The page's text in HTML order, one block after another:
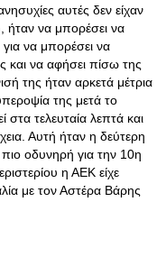
αυτές δεν είχαν
να μπορέσει να
να μπορέσει να
και να αφήσει πίσω της
της ήταν αρκετά μέτρια
της μετά το
τελευταία λεπτά και
Αυτή ήταν η δεύτερη
οδυνηρή για την 10η
η ΑΕΚ είχε
με τον Αστέρα Βάρης